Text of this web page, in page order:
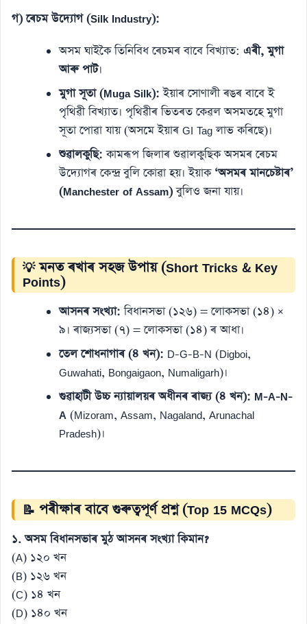
গ) ৰেচম উদ্যোগ (Silk Industry):
অসম ঘাইকৈ তিনিবিধ ৰেচমৰ বাবে বিখ্যাত: এৰী, মুগা
আৰু পাট।
মুগা সূতা (Muga Silk): ইয়াৰ সোণালী ৰঙৰ বাবে ই
পৃথিৱী বিখ্যাত। পৃথিৱীৰ ভিতৰত কেৱল অসমতহে মুগা
সূতা পোৱা যায় (অসমে ইয়াৰ GI Tag লাভ কৰিছে)।
শুৱালকুছি: কামৰূপ জিলাৰ শুৱালকুছিক অসমৰ ৰেচম
উদ্যোগৰ কেন্দ্ৰ বুলি কোৱা হয়। ইয়াক ‘অসমৰ মানচেষ্টাৰ’
(Manchester of Assam)বুলিও জনা যায়।
💡 মনত ৰখাৰ সহজ উপায় (Short Tricks & Key
Points)
আসনৰ সংখ্যা: বিধানসভা (১২৬) = লোকসভা (১৪) ×
৯। ৰাজ্যসভা (৭) = লোকসভা (১৪) ৰ আধা।
তেল শোধনাগাৰ (৪ খন): D-G-B-N (Digboi,
Guwahati, Bongaigaon, Numaligarh)।
গুৱাহাটী উচ্চ ন্যায়ালয়ৰ অধীনৰ ৰাজ্য (৪ খন): M-A-N-
A (Mizoram, Assam, Nagaland, Arunachal
Pradesh)।
📝 পৰীক্ষাৰ বাবে গুৰুত্বপূৰ্ণ প্ৰশ্ন (Top 15 MCQs)
১. অসম বিধানসভাৰ মুঠ আসনৰ সংখ্যা কিমান?
(A) ১২০ খন
(B) ১২৬ খন
(C) ১৪ খন
(D) ১৪০ খন